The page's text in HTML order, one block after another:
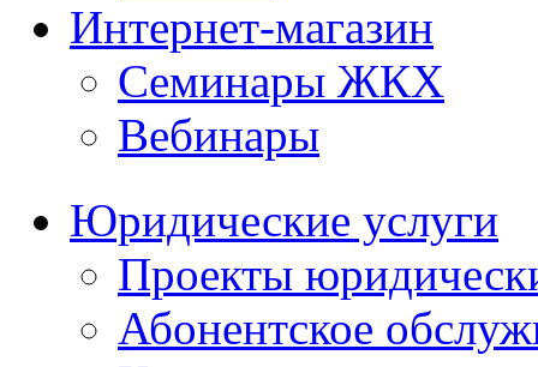
Интернет-магазин
Семинары ЖКХ
Вебинары
Юридические услуги
Проекты
Абонентское